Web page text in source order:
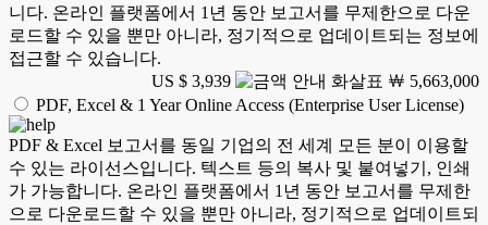
니다. 온라인 플랫폼에서 1년 동안 보고서를 무제한으로 다운
로드할 수 있을 뿐만 아니라, 정기적으로 업데이트되는 정보에
접근할 수 있습니다.
US $ 3,939
￦ 5,663,000
PDF, Excel & 1 Year Online Access (Enterprise User License)
PDF & Excel 보고서를 동일 기업의 전 세계 모든 분이 이용할
수 있는 라이선스입니다. 텍스트 등의 복사 및 붙여넣기, 인쇄
가 가능합니다. 온라인 플랫폼에서 1년 동안 보고서를 무제한
으로 다운로드할 수 있을 뿐만 아니라, 정기적으로 업데이트되